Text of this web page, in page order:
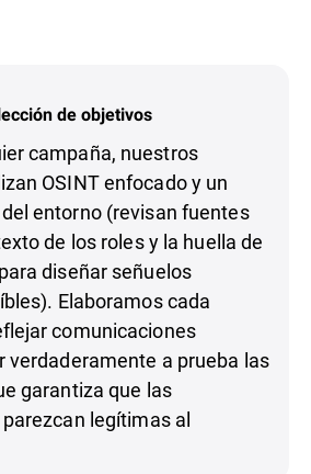
de objetivos
campaña, nuestros
OSINT enfocado y un
entorno (revisan fuentes
de los roles y la huella de
diseñar señuelos
Elaboramos cada
comunicaciones
verdaderamente a prueba las
garantiza que las
legítimas al